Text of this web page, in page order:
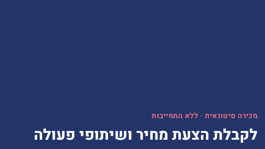
מכירה סיטונאית · ללא התחייבות
לקבלת הצעת מחיר ושיתופי פעולה